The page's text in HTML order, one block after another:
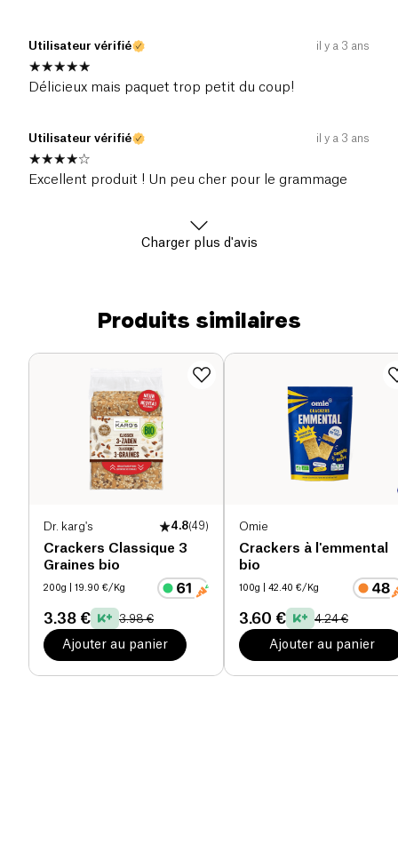
Utilisateur vérifié il y a 3 ans
Délicieux mais paquet trop petit du coup!
Utilisateur vérifié il y a 3 ans
Excellent produit ! Un peu cher pour le grammage
Charger plus d'avis
Produits similaires
Dr. karg's 4.8(49)
Crackers Classique 3
Graines bio
200g | 19.90 €/Kg
3.38 € 3.98 €
Ajouter au panier
Omie
Crackers à l'emmental
bio
100g | 42.40 €/Kg
3.60 € 4.24 €
Ajouter au panier